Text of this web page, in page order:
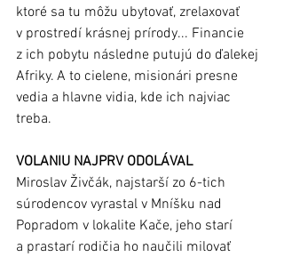
ktoré sa tu môžu ubytovať, zrelaxovať
v prostredí krásnej prírody... Financie
z ich pobytu následne putujú do ďalekej
Afriky. A to cielene, misionári presne
vedia a hlavne vidia, kde ich najviac
treba.
VOLANIU NAJPRV ODOLÁVAL
Miroslav Živčák, najstarší zo 6-tich
súrodencov vyrastal v Mníšku nad
Popradom v lokalite Kače, jeho starí
a prastarí rodičia ho naučili milovať